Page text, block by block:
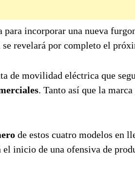
para incorporar una nueva
se revelará por completo el
de movilidad eléctrica que
. Tanto así que la
de estos cuatro modelos en
inicio de una ofensiva de